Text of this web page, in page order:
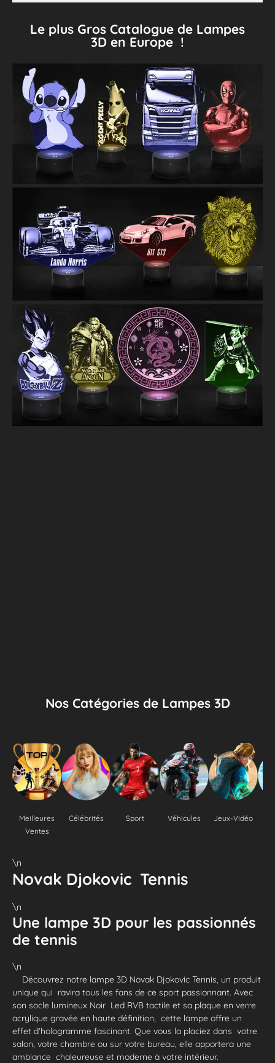
Le plus Gros Catalogue de Lampes
3D en Europe !
Nos Catégories de Lampes 3D
Meilleures
Ventes
Célébrités Sport Véhicules Jeux-Vidéo
\n
Novak Djokovic Tennis
\n
Une lampe 3D pour les passionnés
de tennis
\n
Découvrez notre lampe 3D Novak Djokovic Tennis, un produit
unique qui ravira tous les fans de ce sport passionnant. Avec
son socle lumineux Noir Led RVB tactile et sa plaque en verre
acrylique gravée en haute définition, cette lampe offre un
effet d’hologramme fascinant. Que vous la placiez dans votre
salon, votre chambre ou sur votre bureau, elle apportera une
ambiance chaleureuse et moderne à votre intérieur.